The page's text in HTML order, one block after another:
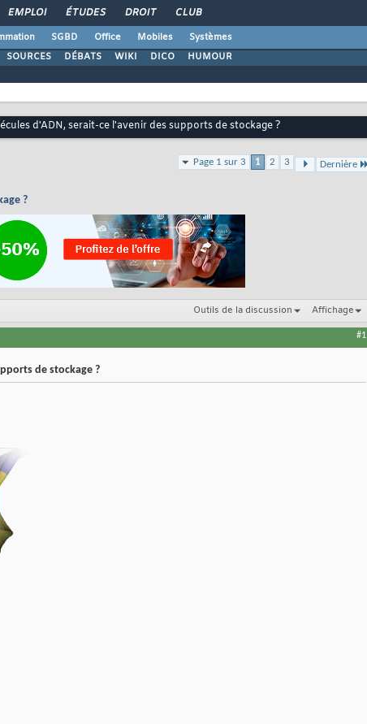
EMPLOI ÉTUDES DROIT CLUB
SGBD Office Mobiles
Systèmes
SOURCES DÉBATS WIKI DICO HUMOUR
d'ADN, serait-ce l'avenir des supports de stockage ?
Page 1 sur 3 1 2 3 Dernière
?
Outils de la discussion Affichage
#1
de stockage ?